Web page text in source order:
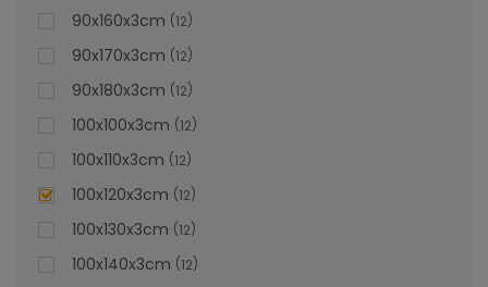
90x160x3cm 12
90x170x3cm 12
90x180x3cm 12
100x100x3cm 12
100x110x3cm 12
100x120x3cm 12
100x130x3cm 12
100x140x3cm 12